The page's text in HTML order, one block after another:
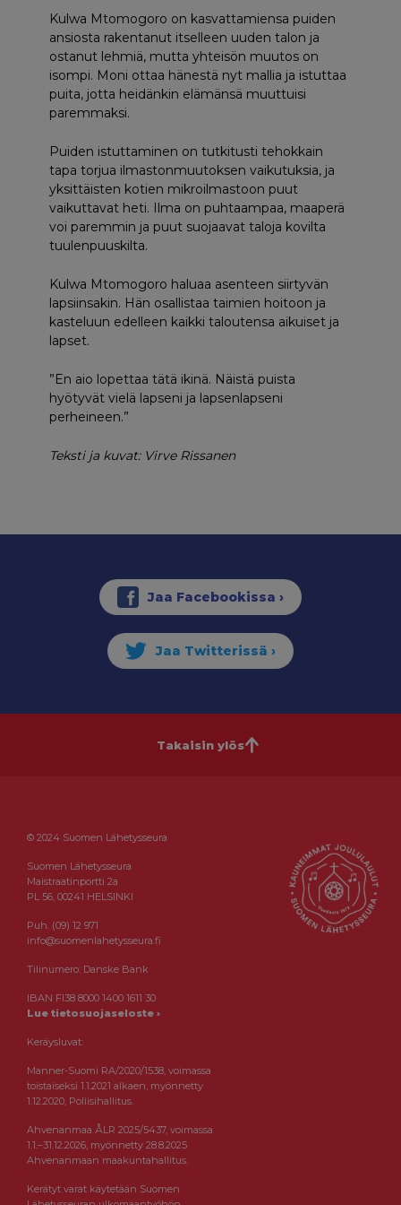
Kulwa Mtomogoro on kasvattamiensa puiden
ansiosta rakentanut itselleen uuden talon ja
ostanut lehmiä, mutta yhteisön muutos on
isompi. Moni ottaa hänestä nyt mallia ja istuttaa
puita, jotta heidänkin elämänsä muuttuisi
paremmaksi.
Puiden istuttaminen on tutkitusti tehokkain
tapa torjua ilmastonmuutoksen vaikutuksia, ja
yksittäisten kotien mikroilmastoon puut
vaikuttavat heti. Ilma on puhtaampaa, maaperä
voi paremmin ja puut suojaavat taloja kovilta
tuulenpuuskilta.
Kulwa Mtomogoro haluaa asenteen siirtyvän
lapsiinsakin. Hän osallistaa taimien hoitoon ja
kasteluun edelleen kaikki taloutensa aikuiset ja
lapset.
”En aio lopettaa tätä ikinä. Näistä puista
hyötyvät vielä lapseni ja lapsenlapseni
perheineen.”
Teksti ja kuvat: Virve Rissanen
Takaisin ylös
© 2024 Suomen Lähetysseura
Suomen Lähetysseura
Maistraatinportti 2a
PL 56, 00241 HELSINKI
Puh. (09) 12 971
info@suomenlahetysseura.fi
Tilinumero: Danske Bank
IBAN FI38 8000 1400 1611 30
Lue tietosuojaseloste ›
Keräysluvat:
Manner-Suomi RA/2020/1538, voimassa
toistaiseksi 1.1.2021 alkaen, myönnetty
1.12.2020, Poliisihallitus.
Ahvenanmaa ÅLR 2025/5437, voimassa
1.1.–31.12.2026, myönnetty 28.8.2025
Ahvenanmaan maakuntahallitus.
Kerätyt varat käytetään Suomen